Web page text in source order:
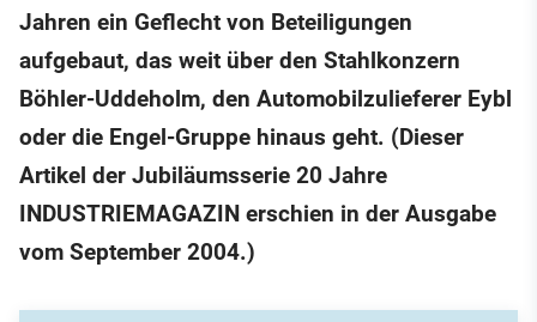
Jahren ein Geflecht von Beteiligungen
aufgebaut, das weit über den Stahlkonzern
Böhler-Uddeholm, den Automobilzulieferer Eybl
oder die Engel-Gruppe hinaus geht. (Dieser
Artikel der Jubiläumsserie 20 Jahre
INDUSTRIEMAGAZIN erschien in der Ausgabe
vom September 2004.)